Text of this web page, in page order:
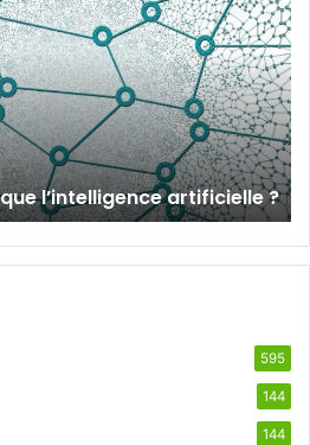
l’intelligence artificielle ?
595
144
144